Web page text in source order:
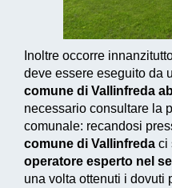
Inoltre occorre
deve essere eseguito da
comune di Vallinfreda
necessario consultare la
comunale: recandosi
comune di Vallinfreda ci
operatore esperto nel
una volta ottenuti i dovuti